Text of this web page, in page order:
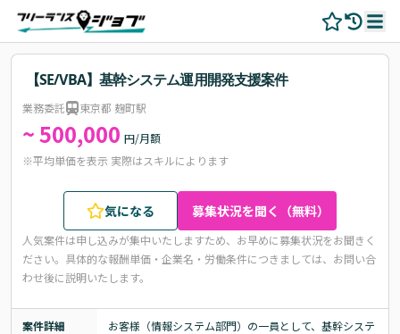
【SE/VBA】基幹システム運用開発支援案件
業務委託 東京都 麹町駅
~ 500,000 円/月額
※平均単価を表示 実際はスキルによります
気になる 募集状況を聞く（無料）
人気案件は申し込みが集中いたしますため、お早めに募集状況をお聞きく
ださい。 具体的な報酬単価・企業名・労働条件につきましては、お問い合
わせ後に説明いたします。
案件詳細
お客様（情報システム部門）の一員として、基幹システ